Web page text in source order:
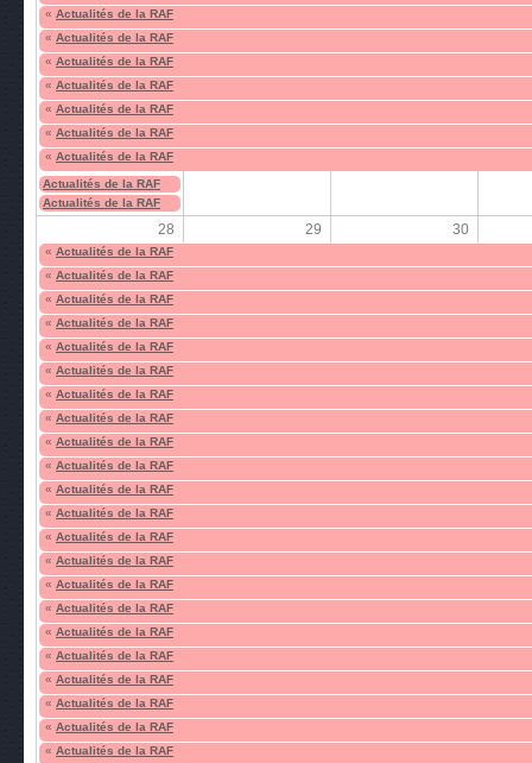
« Actualités de la RAF
« Actualités de la RAF
« Actualités de la RAF
« Actualités de la RAF
« Actualités de la RAF
« Actualités de la RAF
« Actualités de la RAF
Actualités de la RAF
Actualités de la RAF
28 29 30
« Actualités de la RAF
« Actualités de la RAF
« Actualités de la RAF
« Actualités de la RAF
« Actualités de la RAF
« Actualités de la RAF
« Actualités de la RAF
« Actualités de la RAF
« Actualités de la RAF
« Actualités de la RAF
« Actualités de la RAF
« Actualités de la RAF
« Actualités de la RAF
« Actualités de la RAF
« Actualités de la RAF
« Actualités de la RAF
« Actualités de la RAF
« Actualités de la RAF
« Actualités de la RAF
« Actualités de la RAF
« Actualités de la RAF
« Actualités de la RAF